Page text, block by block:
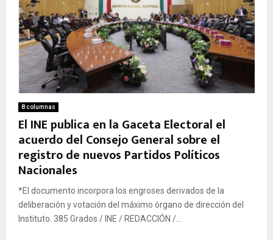
8 columnas
El INE publica en la Gaceta Electoral el
acuerdo del Consejo General sobre el
registro de nuevos Partidos Políticos
Nacionales
*El documento incorpora los engroses derivados de la
deliberación y votación del máximo órgano de dirección del
Instituto. 385 Grados / INE / REDACCIÓN /...